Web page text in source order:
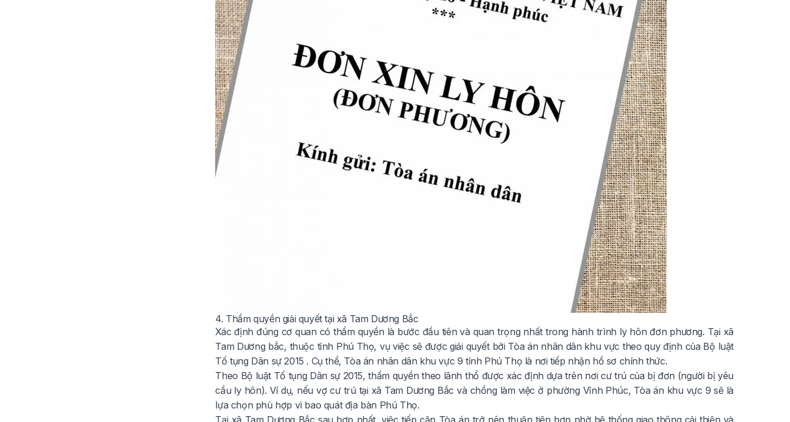
4. Thẩm quyền giải quyết tại xã Tam Dương Bắc
Xác định đúng cơ quan có thẩm quyền là bước đầu tiên và quan trọng nhất trong hành trình ly hôn đơn phương. Tại xã
Tam Dương bắc, thuộc tỉnh Phú Thọ, vụ việc sẽ được giải quyết bởi Tòa án nhân dân khu vực theo quy định của Bộ luật
Tố tụng Dân sự 2015 . Cụ thể, Tòa án nhân dân khu vực 9 tỉnh Phú Thọ là nơi tiếp nhận hồ sơ chính thức.
Theo Bộ luật Tố tụng Dân sự 2015, thẩm quyền theo lãnh thổ được xác định dựa trên nơi cư trú của bị đơn (người bị yêu
cầu ly hôn). Ví dụ, nếu vợ cư trú tại xã Tam Dương Bắc và chồng làm việc ở phường Vĩnh Phúc, Tòa án khu vực 9 sẽ là
lựa chọn phù hợp vì bao quát địa bàn Phú Thọ.
Tại xã Tam Dương Bắc sau hợp nhất, việc tiếp cận Tòa án trở nên thuận tiện hơn nhờ hệ thống giao thông cải thiện và